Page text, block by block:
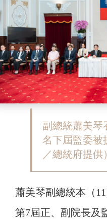
副總統蕭美琴
名下屆監委被
／總統府提供）
蕭美琴副總統本（
第7屆正、副院長及